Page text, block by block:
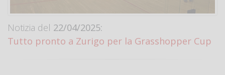
Notizia del 22/04/2025:
Tutto pronto a Zurigo per la Grasshopper Cup